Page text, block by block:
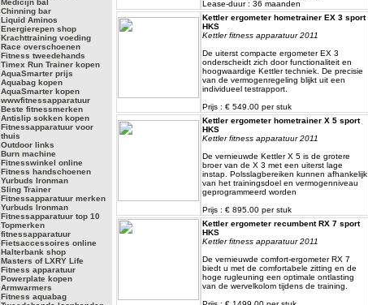
Medicijn bal
Chinning bar
Liquid Aminos
Energierepen shop
Krachttraining voeding
Race overschoenen
Fitness tweedehands
Timex Run Trainer kopen
AquaSmarter prijs
Aquabag kopen
AquaSmarter kopen
wwwfitnessapparatuur
Beste fitnessmerken
Antislip sokken kopen
Fitnessapparatuur voor
thuis
Outdoor links
Burn machine
Fitnesswinkel online
Fitness handschoenen
Yurbuds Ironman
Sling Trainer
Fitnessapparatuur merken
Yurbuds Ironman
Fitnessapparatuur top 10
Topmerken
fitnessapparatuur
Fietsaccessoires online
Halterbank shop
Masters of LXRY Life
Fitness apparatuur
Powerplate kopen
Armwarmers
Fitness aquabag
Lease-duur : 36 maanden
Kettler ergometer hometrainer EX 3 sport
HKS
Kettler fitness apparatuur 2011
De uiterst compacte ergometer EX 3
onderscheidt zich door functionaliteit en
hoogwaardige Kettler techniek. De precisie
van de vermogenregeling blijkt uit een
individueel testrapport.
Prijs : € 549.00 per stuk
Kettler ergometer hometrainer X 5 sport
HKS
Kettler fitness apparatuur 2011
De vernieuwde Kettler X 5 is de grotere
broer van de X 3 met een uiterst lage
instap. Polsslagbereiken kunnen afhankelijk
van het trainingsdoel en vermogenniveau
geprogrammeerd worden
Prijs : € 895.00 per stuk
Kettler ergometer recumbent RX 7 sport
HKS
Kettler fitness apparatuur 2011
De vernieuwde comfort-ergometer RX 7
biedt u met de comfortabele zitting en de
hoge rugleuning een optimale ontlasting
van de wervelkolom tijdens de training.